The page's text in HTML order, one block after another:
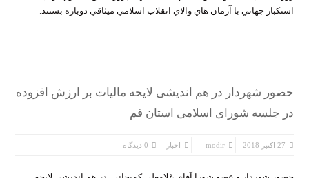
استکبار جهاني با آرمان هاي والاي انقلاب اسلامي ميثاقي دوباره بستند.
حضور شهردار در هم اندیشی لایحه مالیات بر ارزش افزوده
در جلسه شورای اسلامی استان قم
27 اکتبر 2018 modir اخبار 0 دیدگاه